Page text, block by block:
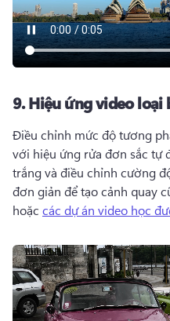
9.Hiệu ứng video loại
Điều chỉnh mức độ tương
với hiệu ứng rửa đơn sắc tự
trắng và điều chỉnh cường
đơn giản để tạo cảnh quay
hoặc các dự án video học